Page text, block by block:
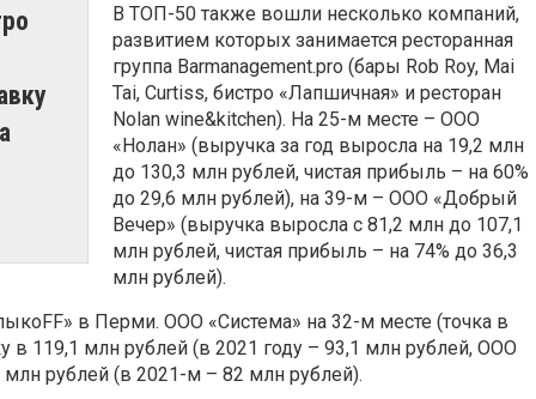
В ТОП-50 также вошли несколько компаний,
развитием которых занимается ресторанная
группа Barmanagement.pro (бары Rob Roy, Mai
Tai, Curtiss, бистро «Лапшичная» и ресторан
Nolan wine&kitchen). На 25-м месте – ООО
«Нолан» (выручка за год выросла на 19,2 млн
до 130,3 млн рублей, чистая прибыль – на 60%
до 29,6 млн рублей), на 39-м – ООО «Добрый
Вечер» (выручка выросла с 81,2 млн до 107,1
млн рублей, чистая прибыль – на 74% до 36,3
млн рублей).
в Перми. ООО «Система» на 32-м месте (точка в
в 119,1 млн рублей (в 2021 году – 93,1 млн рублей, ООО
млн рублей (в 2021-м – 82 млн рублей).